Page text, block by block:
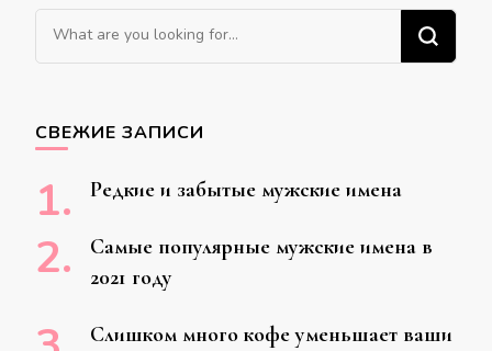
Ищите
что-
СВЕЖИЕ ЗАПИСИ
Редкие и забытые мужские имена
Самые популярные мужские имена в
2021 году
Слишком много кофе уменьшает ваши